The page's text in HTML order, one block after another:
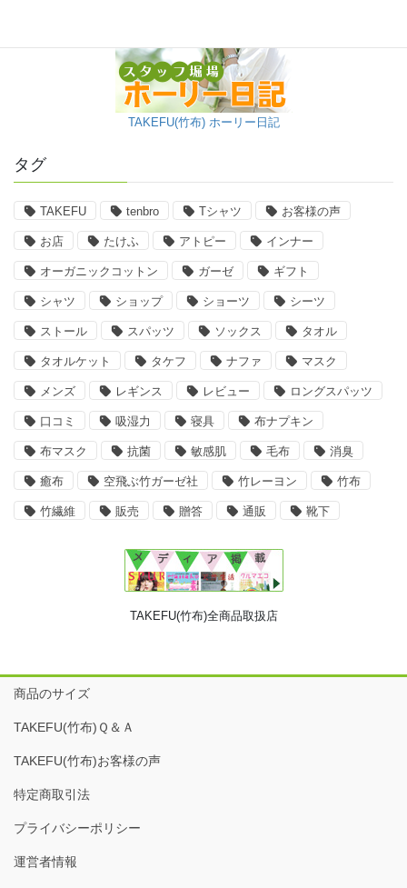
TAKEFU(竹布) ホーリー日記
タグ
TAKEFU tenbro Tシャツ お客様の声
お店 たけふ アトピー インナー
オーガニックコットン ガーゼ ギフト
シャツ ショップ ショーツ シーツ
ストール スパッツ ソックス タオル
タオルケット タケフ ナファ マスク
メンズ レギンス レビュー ロングスパッツ
口コミ 吸湿力 寝具 布ナプキン
布マスク 抗菌 敏感肌 毛布 消臭
癒布 空飛ぶ竹ガーゼ社 竹レーヨン 竹布
竹繊維 販売 贈答 通販 靴下
TAKEFU(竹布)全商品取扱店
商品のサイズ
TAKEFU(竹布)Ｑ＆Ａ
TAKEFU(竹布)お客様の声
特定商取引法
プライバシーポリシー
運営者情報